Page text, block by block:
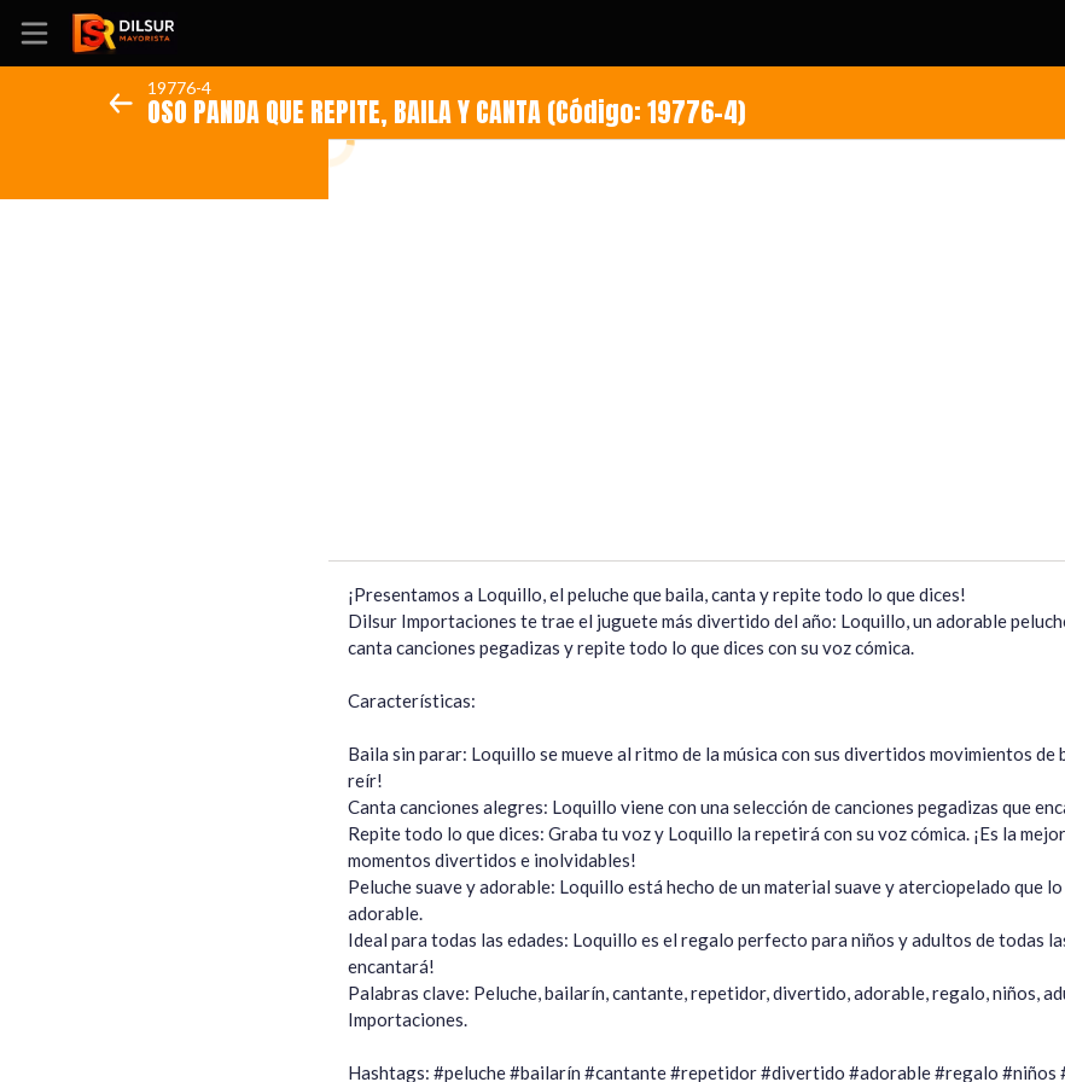
19776-4
OSO PANDA QUE REPITE, BAILA Y CANTA (Código: 19776-4)
¡Presentamos a Loquillo, el peluche que baila, canta y repite todo lo que dices!
Dilsur Importaciones te trae el juguete más divertido del año: Loquillo, un adorable
canta canciones pegadizas y repite todo lo que dices con su voz cómica.
Características:
Baila sin parar: Loquillo se mueve al ritmo de la música con sus divertidos movimientos de
reír!
Canta canciones alegres: Loquillo viene con una selección de canciones pegadizas que
Repite todo lo que dices: Graba tu voz y Loquillo la repetirá con su voz cómica. ¡Es la
momentos divertidos e inolvidables!
Peluche suave y adorable: Loquillo está hecho de un material suave y aterciopelado que
adorable.
Ideal para todas las edades: Loquillo es el regalo perfecto para niños y adultos de todas
encantará!
Palabras clave: Peluche, bailarín, cantante, repetidor, divertido, adorable, regalo, niños,
Importaciones.
Hashtags: #peluche #bailarín #cantante #repetidor #divertido #adorable #regalo #niños